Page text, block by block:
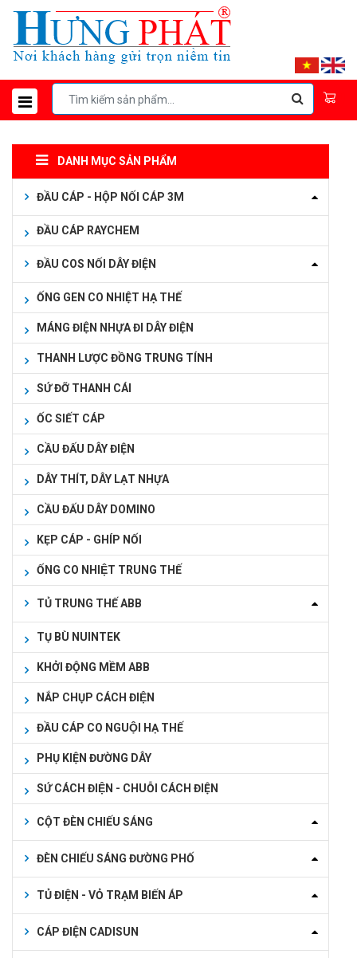
DANH MỤC SẢN PHẨM
ĐẦU CÁP - HỘP NỐI CÁP 3M
ĐẦU CÁP RAYCHEM
ĐẦU COS NỐI DÂY ĐIỆN
ỐNG GEN CO NHIỆT HẠ THẾ
MÁNG ĐIỆN NHỰA ĐI DÂY ĐIỆN
THANH LƯỢC ĐỒNG TRUNG TÍNH
SỨ ĐỠ THANH CÁI
ỐC SIẾT CÁP
CẦU ĐẤU DÂY ĐIỆN
DÂY THÍT, DÂY LẠT NHỰA
CẦU ĐẤU DÂY DOMINO
KẸP CÁP - GHÍP NỐI
ỐNG CO NHIỆT TRUNG THẾ
TỦ TRUNG THẾ ABB
TỤ BÙ NUINTEK
KHỞI ĐỘNG MỀM ABB
NẮP CHỤP CÁCH ĐIỆN
ĐẦU CÁP CO NGUỘI HẠ THẾ
PHỤ KIỆN ĐƯỜNG DÂY
SỨ CÁCH ĐIỆN - CHUỖI CÁCH ĐIỆN
CỘT ĐÈN CHIẾU SÁNG
ĐÈN CHIẾU SÁNG ĐƯỜNG PHỐ
TỦ ĐIỆN - VỎ TRẠM BIẾN ÁP
CÁP ĐIỆN CADISUN